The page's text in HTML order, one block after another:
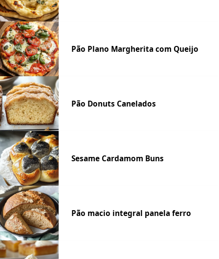
Pão Plano Margherita com Queijo
Pão Donuts Canelados
Sesame Cardamom Buns
Pão macio integral panela ferro